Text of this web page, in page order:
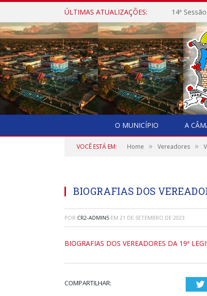
ÚLTIMAS ATUALIZAÇÕES: 14ª
O MUNICÍPIO A
VOCÊ ESTÁ EM: Home » Vereadores »
BIOGRAFIAS DOS
POR CR2-ADMIN5 EM 21 DE SETEMBRO DE 2023
BIOGRAFIAS DOS VEREADORES DA 19ª
COMPARTILHAR: